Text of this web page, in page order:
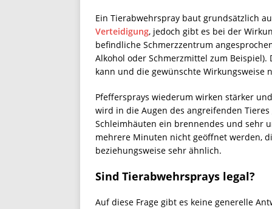
Ein Tierabwehrspray baut grundsätzlich
Verteidigung, jedoch gibt es bei der
befindliche Schmerzzentrum
Alkohol oder Schmerzmittel zum
kann und die gewünschte
Pfeffersprays wiederum wirken stärker
wird in die Augen des angreifenden
Schleimhäuten ein brennendes und sehr
mehrere Minuten nicht geöffnet werden,
beziehungsweise sehr ähnlich.
Sind Tierabwehrsprays legal?
Auf diese Frage gibt es keine generelle